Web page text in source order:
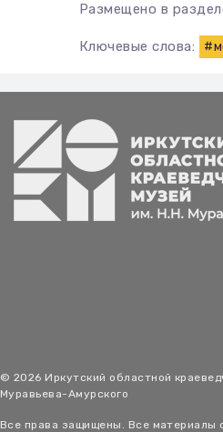
Размещено в
Ключевые слова:
© 2026 Иркутский областной
Муравьева-Амурского
Все права защищены. Все материалы